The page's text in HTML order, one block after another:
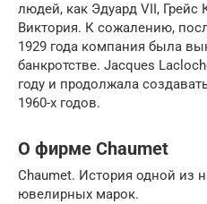
людей, как Эдуард VII,
Виктория. К сожалению,
1929 года компания была
банкротстве. Jacques
году и продолжала
1960-х годов.
О фирме Chaumet
Chaumet. История одной из
ювелирных марок.